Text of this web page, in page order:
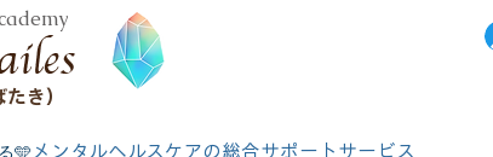
き）
メンタルヘルスケアの総合サポートサービス